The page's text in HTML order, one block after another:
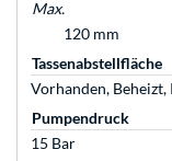
Max.
120 mm
Tassenabstellfläche
Vorhanden, Beheizt,
Pumpendruck
15 Bar